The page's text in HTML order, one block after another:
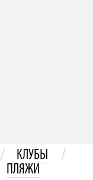
/ КЛУБЫ /
ПЛЯЖИ